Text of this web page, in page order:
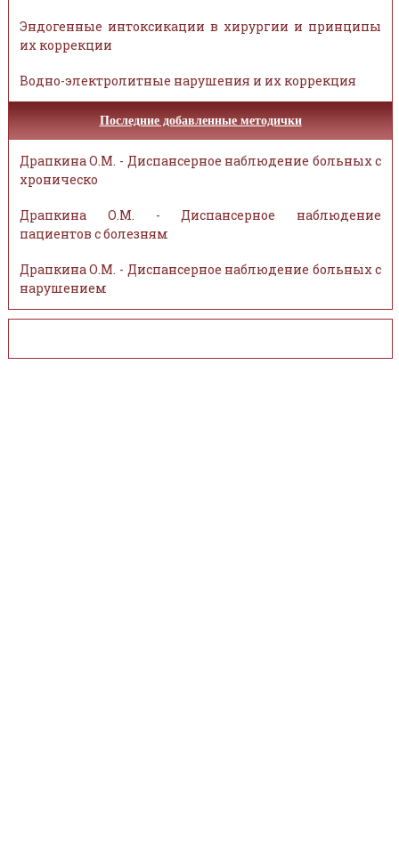
Эндогенные интоксикации в хирургии и принципы
их коррекции
Водно-электролитные нарушения и их коррекция
Последние добавленные методички
Драпкина О.М. - Диспансерное наблюдение больных с
хроническо
Драпкина О.М. - Диспансерное наблюдение
пациентов с болезням
Драпкина О.М. - Диспансерное наблюдение больных с
нарушением